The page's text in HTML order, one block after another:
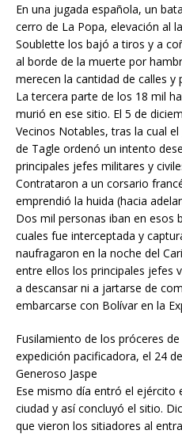
En una jugada española, un
cerro de La Popa, elevación al
Soublette los bajó a tiros y a
al borde de la muerte por
merecen la cantidad de calles y
La tercera parte de los 18 mil
murió en ese sitio. El 5 de
Vecinos Notables, tras la cual
de Tagle ordenó un intento
principales jefes militares y
Contrataron a un corsario
emprendió la huida (hacia
Dos mil personas iban en esos
cuales fue interceptada y
naufragaron en la noche del
entre ellos los principales jefes
a descansar ni a jartarse de
embarcarse con Bolívar en la
Fusilamiento de los próceres
expedición pacificadora, el 24
Generoso Jaspe
Ese mismo día entró el ejército
ciudad y así concluyó el sitio.
que vieron los sitiadores al